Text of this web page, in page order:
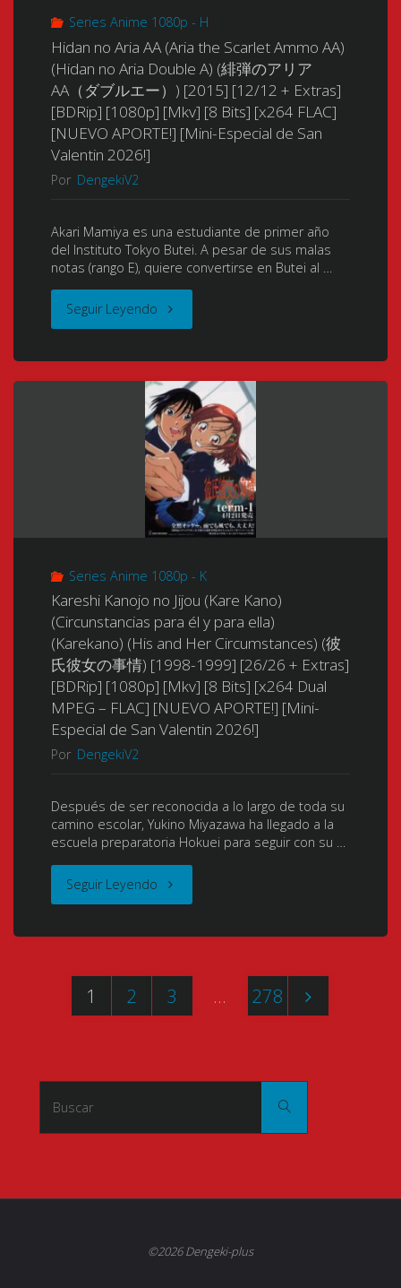
[BDRip]
[688p]
[Mkv]
[10
FLAC]
VERSIÓN!]"
[26/26
+
Extras]
[Mkv]
[8
Bits]
Audio
Multi
MPEG
AAC
3]
[NUEVO
APORTE!!]"
(呪
術
廻
2021]
[24/24
[BDRip]
[1080p]
[Mkv]
[HEVC
10
Bits]
[x265
Audio
Dual
AC3-
[NUEVO
APORTE!!]"
Series Anime 1080p - H
Hidan no Aria AA (Aria the Scarlet Ammo AA)
(Hidan no Aria Double A) (緋弾のアリア
AA（ダブルエー）) [2015] [12/12 + Extras]
[BDRip] [1080p] [Mkv] [8 Bits] [x264 FLAC]
[NUEVO APORTE!] [Mini-Especial de San
Valentin 2026!]
Por DengekiV2
Akari Mamiya es una estudiante de primer año
del Instituto Tokyo Butei. A pesar de sus malas
notas (rango E), quiere convertirse en Butei al …
Seguir Leyendo "Hidan
Aria
AA
(Aria
the
Scarlet
Ammo
AA)
no
Aria
A)
(緋
弾
リ
AA（ダ
エ
Series Anime 1080p - K
Kareshi Kanojo no Jijou (Kare Kano)
(Circunstancias para él y para ella)
(Karekano) (His and Her Circumstances) (彼
氏彼女の事情) [1998-1999] [26/26 + Extras]
[BDRip] [1080p] [Mkv] [8 Bits] [x264 Dual
MPEG – FLAC] [NUEVO APORTE!] [Mini-
Especial de San Valentin 2026!]
Por DengekiV2
Después de ser reconocida a lo largo de toda su
camino escolar, Yukino Miyazawa ha llegado a la
escuela preparatoria Hokuei para seguir con su …
Seguir Leyendo "Kareshi
Jijou
de
entradas
1 2 3 … 278
Buscar
©2026 Dengeki-plus